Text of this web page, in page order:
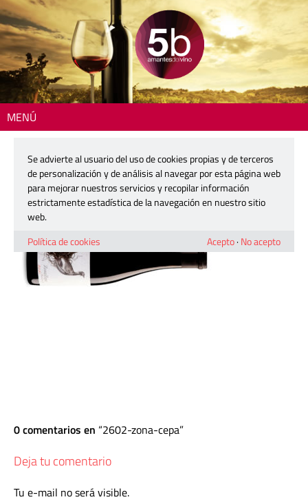
MENÚ
2602-zona-cepa
8 enero, 2026
0 comentarios en 2602-zona-cepa
Deja tu comentario
Tu e-mail no será visible.
Se advierte al usuario del uso de cookies propias y de terceros
de personalización y de análisis al navegar por esta página web
para mejorar nuestros servicios y recopilar información
estrictamente estadística de la navegación en nuestro sitio
web.
Política de cookies
Acepto· No acepto